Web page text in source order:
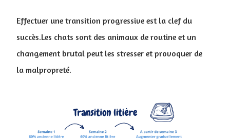
Effectuer une transition progressive est la clef du
succès.Les chats sont des animaux de routine et un
changement brutal peut les stresser et provoquer de
la malpropreté.